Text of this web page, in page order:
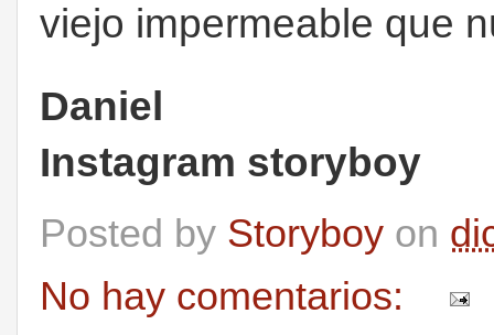
viejo impermeable que
Daniel
Instagram storyboy
Posted by Storyboy on
No hay comentarios: